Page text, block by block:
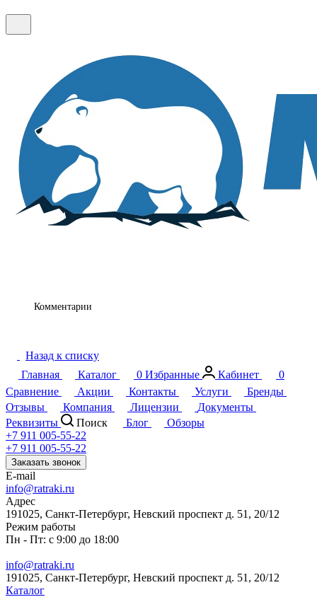
Комментарии
Назад к списку
Главная
Каталог 0 Избранные Кабинет
0
Сравнение
Акции Контакты Услуги
Бренды
Отзывы
Компания Лицензии
Документы
Реквизиты
Поиск Блог
Обзоры
+7 911 005-55-22
+7 911 005-55-22
Заказать звонок
E-mail
info@ratraki.ru
Адрес
191025, Санкт-Петербург, Невский проспект д. 51, 20/12
Режим работы
Пн - Пт: с 9:00 до 18:00
info@ratraki.ru
191025, Санкт-Петербург, Невский проспект д. 51, 20/12
Каталог